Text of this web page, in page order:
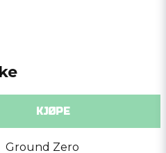
KJØPE
Ground Zero